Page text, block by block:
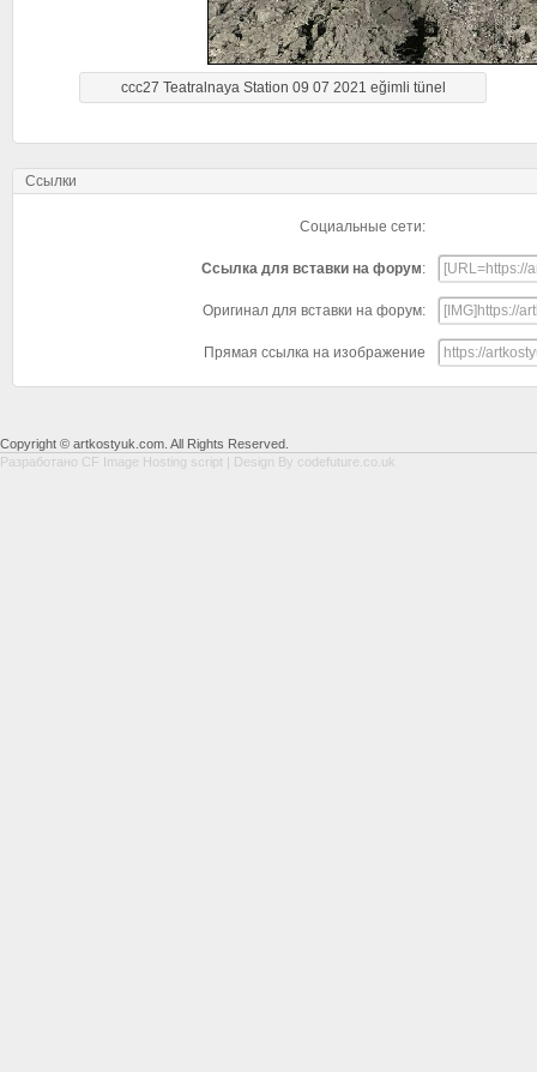
ccc27 Teatralnaya Station 09 07 2021 eğimli tünel
Ссылки
Социальные сети:
Ссылка для вставки на форум:
Оригинал для вставки на форум:
Прямая ссылка на изображение
Copyright © artkostyuk.com. All Rights Reserved.
Разработано CF Image Hosting script | Design By codefuture.co.uk